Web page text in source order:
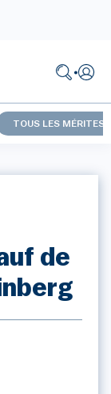
TOUS LES MÉRITES
de